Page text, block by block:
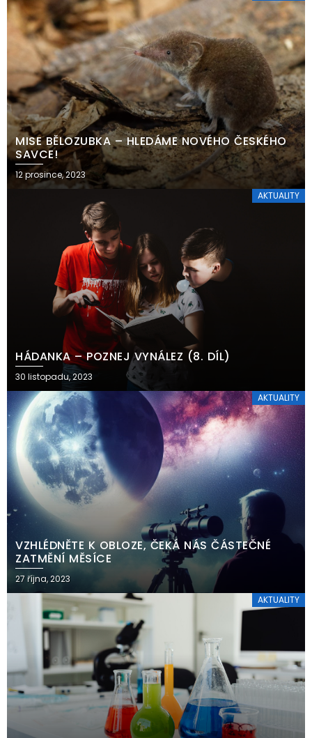
MISE BĚLOZUBKA – HLEDÁME NOVÉHO ČESKÉHO
SAVCE!
12 prosince, 2023
AKTUALITY
HÁDANKA – POZNEJ VYNÁLEZ (8. DÍL)
30 listopadu, 2023
AKTUALITY
VZHLÉDNĚTE K OBLOZE, ČEKÁ NÁS ČÁSTEČNÉ
ZATMĚNÍ MĚSÍCE
27 října, 2023
AKTUALITY